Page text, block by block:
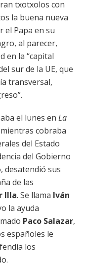
txotxolos con
la buena nueva
el Papa en su
al parecer,
en la “capital
sur de la UE, que
transversal,
el lunes en La
cobraba
del Estado
del Gobierno
desatendió sus
de las
Illa. Se llama Iván
la ayuda
Paco Salazar,
españoles le
los